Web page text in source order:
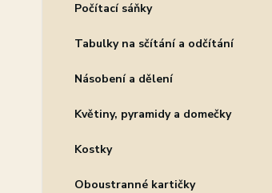
Počítací sáňky
Tabulky na sčítání a odčítání
Násobení a dělení
Květiny, pyramidy a domečky
Kostky
Oboustranné kartičky